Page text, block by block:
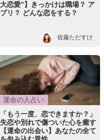
大恋愛”】きっかけは職場？ ア
プリ？ どんな恋をする？
佐藤ただすけ
運命の人占い
「もう一度、恋できますか？」
失恋や別れで傷ついた心を癒す
【運命の出会い】あなたの全て